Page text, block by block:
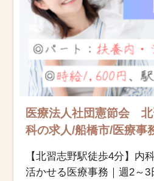
医療法人社団憲節会 北
科の求人/船橋市/医療事
ク）/アルバイト・パート
【北習志野駅徒歩4分】内
活かせる医療事務｜週2～